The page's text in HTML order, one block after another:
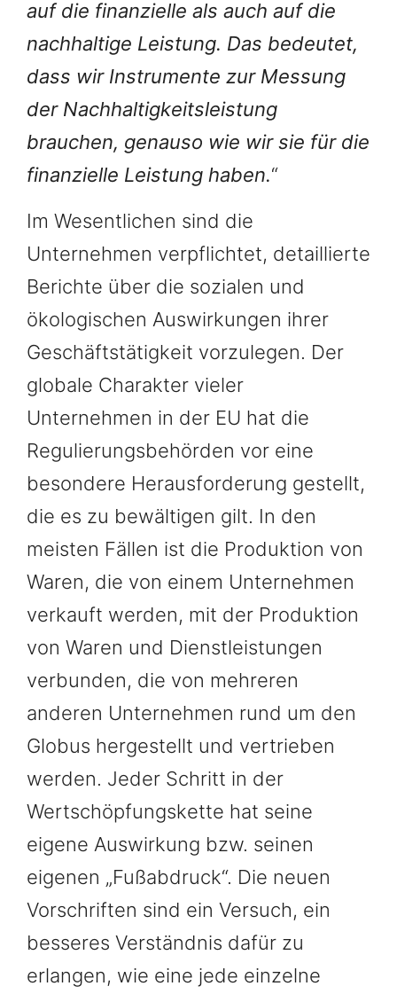
auf die finanzielle als auch auf die
nachhaltige Leistung. Das bedeutet,
dass wir Instrumente zur Messung
der Nachhaltigkeitsleistung
brauchen, genauso wie wir sie für die
finanzielle Leistung haben.“
Im Wesentlichen sind die
Unternehmen verpflichtet, detaillierte
Berichte über die sozialen und
ökologischen Auswirkungen ihrer
Geschäftstätigkeit vorzulegen. Der
globale Charakter vieler
Unternehmen in der EU hat die
Regulierungsbehörden vor eine
besondere Herausforderung gestellt,
die es zu bewältigen gilt. In den
meisten Fällen ist die Produktion von
Waren, die von einem Unternehmen
verkauft werden, mit der Produktion
von Waren und Dienstleistungen
verbunden, die von mehreren
anderen Unternehmen rund um den
Globus hergestellt und vertrieben
werden. Jeder Schritt in der
Wertschöpfungskette hat seine
eigene Auswirkung bzw. seinen
eigenen „Fußabdruck“. Die neuen
Vorschriften sind ein Versuch, ein
besseres Verständnis dafür zu
erlangen, wie eine jede einzelne